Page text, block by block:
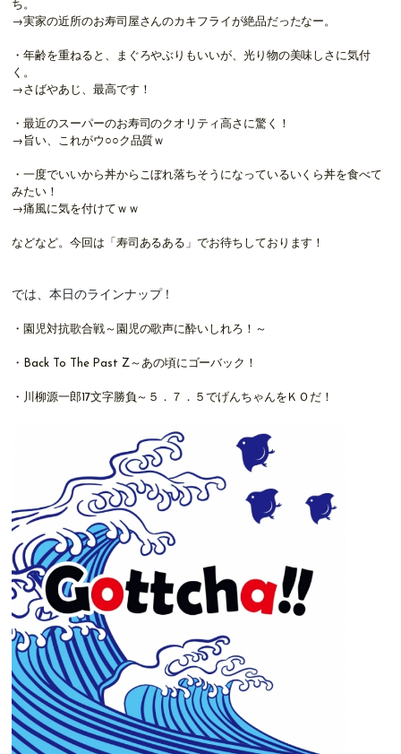
ち。
→実家の近所のお寿司屋さんのカキフライが絶品だったなー。
・年齢を重ねると、まぐろやぶりもいいが、光り物の美味しさに気付
く。
→さばやあじ、最高です！
・最近のスーパーのお寿司のクオリティ高さに驚く！
→旨い、これがウ○○ク品質ｗ
・一度でいいから丼からこぼれ落ちそうになっているいくら丼を食べて
みたい！
→痛風に気を付けてｗｗ
などなど。今回は「寿司あるある」でお待ちしております！
では、本日のラインナップ！
・園児対抗歌合戦～園児の歌声に酔いしれろ！～
・Back To The Past Z～あの頃にゴーバック！
・川柳源一郎17文字勝負～５．７．５でげんちゃんをＫＯだ！